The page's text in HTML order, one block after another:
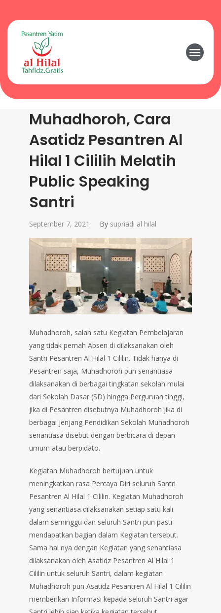
Muhadhoroh, Cara
Asatidz Pesantren Al
Hilal 1 Cililih Melatih
Public Speaking
Santri
September 7, 2021 By supriadi al hilal
Muhadhoroh, salah satu Kegiatan Pembelajaran
yang tidak pernah Absen di dilaksanakan oleh
Santri Pesantren Al Hilal 1 Cililin. Tidak hanya di
Pesantren saja, Muhadhoroh pun senantiasa
dilaksanakan di berbagai tingkatan sekolah mulai
dari Sekolah Dasar (SD) hingga Perguruan tinggi,
jika di Pesantren disebutnya Muhadhoroh jika di
berbagai jenjang Pendidikan Sekolah Muhadhoroh
senantiasa disebut dengan berbicara di depan
umum atau berpidato.
Kegiatan Muhadhoroh bertujuan untuk
meningkatkan rasa Percaya Diri seluruh Santri
Pesantren Al Hilal 1 Cililin. Kegiatan Muhadhoroh
yang senantiasa dilaksanakan setiap satu kali
dalam seminggu dan seluruh Santri pun pasti
mendapatkan bagian dalam Kegiatan tersebut.
Sama hal nya dengan Kegiatan yang senantiasa
dilaksanakan oleh Asatidz Pesantren Al Hilal 1
Cililin untuk seluruh Santri, dalam kegiatan
Muhadhoroh pun Asatidz Pesantren Al Hilal 1 Cililin
memberikan Informasi kepada seluruh Santri agar